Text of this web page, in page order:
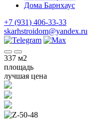
Дома Барнхаус
+7 (931) 406-33-33
skarhstroidom@yandex.ru
337 м2
площадь
лучшая цена